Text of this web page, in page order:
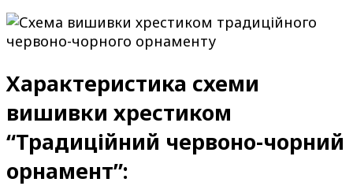
Характеристика схеми
вишивки хрестиком
“Традиційний червоно-чорний
орнамент”: